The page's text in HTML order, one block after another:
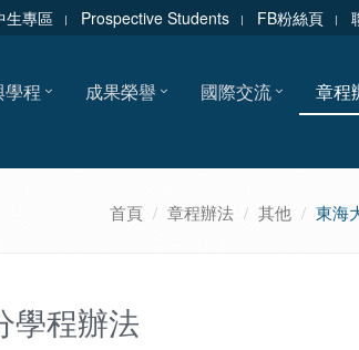
生專區 Prospective Students FB粉絲頁
學程 成果榮譽 國際交流 章程
首頁 章程辦法 其他 東海
學程辦法